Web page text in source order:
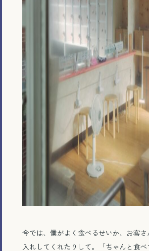
今では、僕がよく食べるせいか、お客さ
入れしてくれたりして。「ちゃんと食べ